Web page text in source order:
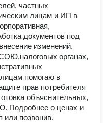
частных
лицам и ИП в
документов под
изменений,
органах,
помогаю в
прав потребителя
объяснительных,
Подробнее о ценах и
или позвонив.